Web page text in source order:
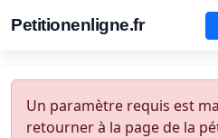
Petitionenligne.fr
Un paramètre requis est
retourner à la page de la